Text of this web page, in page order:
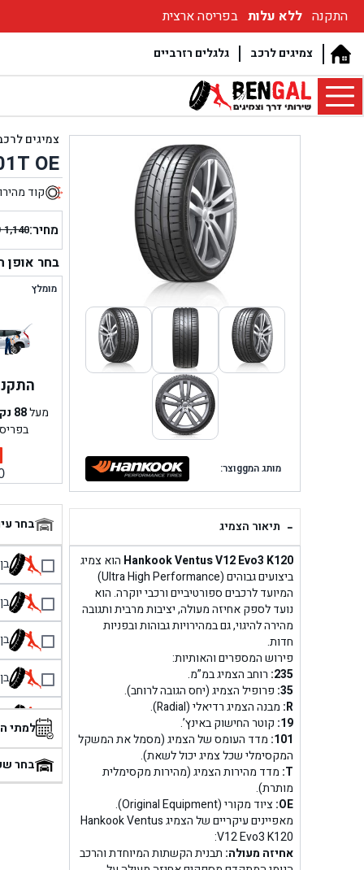
התקנה ללא עלות בפריסה ארצית
גלגלים רזרביים צמיגים לרכב
מותג המggוצר:
- תיאור הצמיג
Hankook Ventus V12 Evo3 K120 הוא צמיג
ביצועים גבוהים (Ultra High Performance)
המיועד לרכבים ספורטיביים ורכבי יוקרה. הוא
נועד לספק אחיזה מעולה, יציבות מרבית ותגובה
מהירה להיגוי, גם במהירויות גבוהות ובפניות
חדות.
פירוש המספרים והאותיות:
235: רוחב הצמיג במ”מ.
35: פרופיל הצמיג (יחס הגובה לרוחב).
R: מבנה הצמיג רדיאלי (Radial).
19: קוטר החישוק באינץ’.
101: מדד העומס של הצמיג (מסמל את המשקל
המקסימלי שכל צמיג יכול לשאת).
T: מדד מהירות הצמיג (מהירות מקסימלית
מותרת).
OE: ציוד מקורי (Original Equipment).
מאפיינים עיקריים של הצמיג Hankook Ventus
V12 Evo3 K120:
אחיזה מעולה: תבנית הקשתות המיוחדת והרכב
צמיגים
OE
קוד
מחיר:1,140
היה:
הוא:
בחר אופן
מומלץ
מעל88
בחר
בן
בן
בן
בן
למתי
בחר